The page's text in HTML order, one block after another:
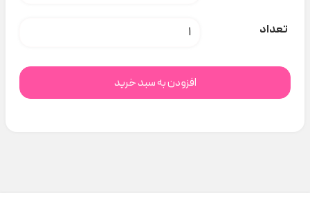
تعداد بادی راه راه sinsay کد M00117 عدد
افزودن به سبد خرید